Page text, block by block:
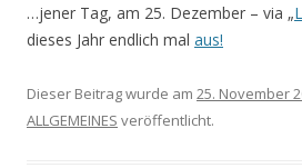
…jener Tag, am 25. Dezember – via „
dieses Jahr endlich mal aus!
Dieser Beitrag wurde am 25. November
ALLGEMEINES veröffentlicht.